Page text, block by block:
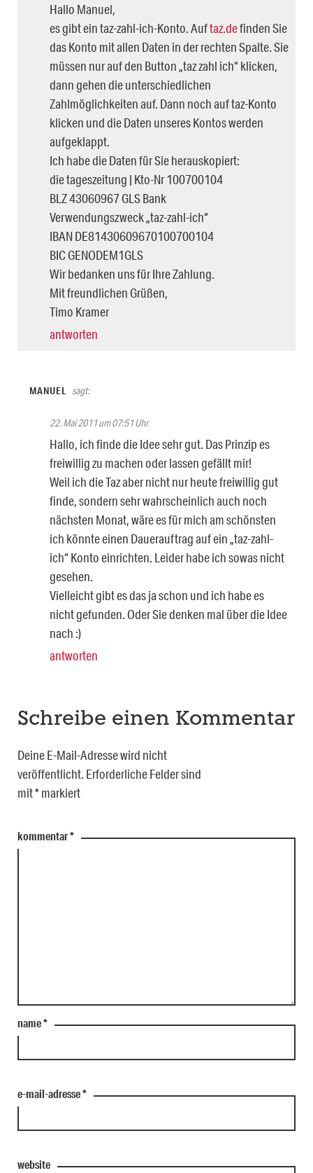
Hallo Manuel,
es gibt ein taz-zahl-ich-Konto. Auftaz.definden Sie
das Konto mit allen Daten in der rechten Spalte. Sie
müssen nur auf den Button „taz zahl ich“ klicken,
dann gehen die unterschiedlichen
Zahlmöglichkeiten auf. Dann noch auf taz-Konto
klicken und die Daten unseres Kontos werden
aufgeklappt.
Ich habe die Daten für Sie herauskopiert:
die tageszeitung | Kto-Nr 100700104
BLZ 43060967 GLS Bank
Verwendungszweck „taz-zahl-ich“
IBAN DE81430609670100700104
BIC GENODEM1GLS
Wir bedanken uns für Ihre Zahlung.
Mit freundlichen Grüßen,
Timo Kramer
antworten
MANUEL sagt:
22. Mai 2011 um 07:51 Uhr
Hallo, ich finde die Idee sehr gut. Das Prinzip es
freiwillig zu machen oder lassen gefällt mir!
Weil ich die Taz aber nicht nur heute freiwillig gut
finde, sondern sehr wahrscheinlich auch noch
nächsten Monat, wäre es für mich am schönsten
ich könnte einen Dauerauftrag auf ein „taz-zahl-
ich“ Konto einrichten. Leider habe ich sowas nicht
gesehen.
Vielleicht gibt es das ja schon und ich habe es
nicht gefunden. Oder Sie denken mal über die Idee
nach :)
antworten
Schreibe einen Kommentar
Deine E-Mail-Adresse wird nicht
veröffentlicht. Erforderliche Felder sind
mit*markiert
kommentar*
name*
e-mail-adresse*
website